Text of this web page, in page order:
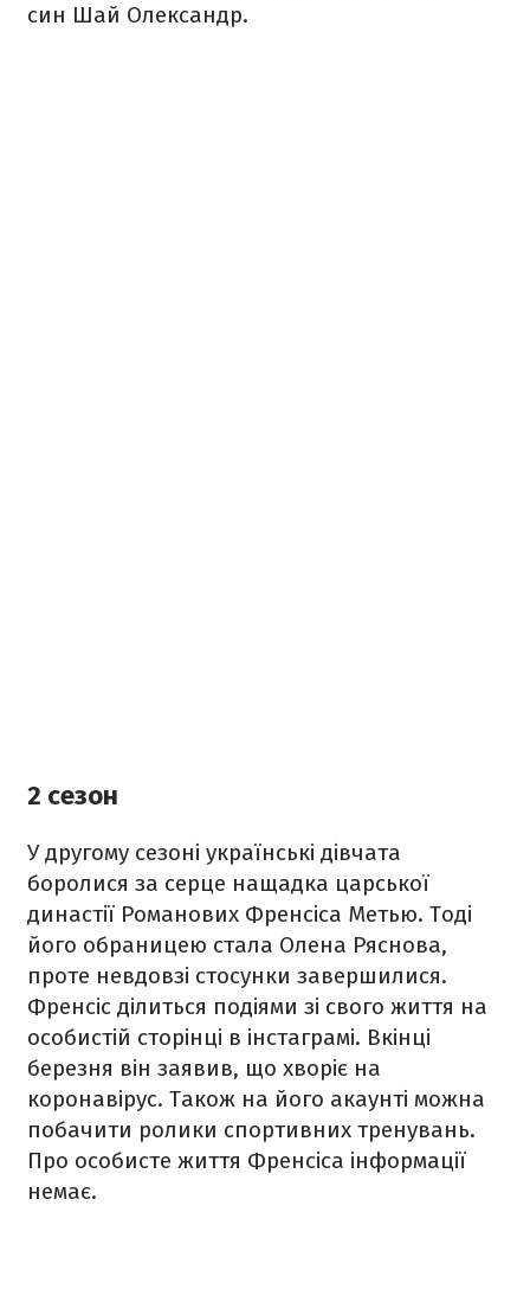
син Шай Олександр.
2 сезон
У другому сезоні українські дівчата
боролися за серце нащадка царської
династії Романових Френсіса Метью. Тоді
його обраницею стала Олена Ряснова,
проте невдовзі стосунки завершилися.
Френсіс ділиться подіями зі свого життя на
особистій сторінці в інстаграмі. Вкінці
березня він заявив, що хворіє на
коронавірус. Також на його акаунті можна
побачити ролики спортивних тренувань.
Про особисте життя Френсіса інформації
немає.